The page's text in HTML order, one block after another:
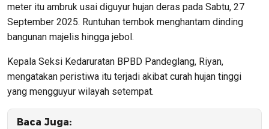
meter itu ambruk usai diguyur hujan deras pada Sabtu, 27
September 2025. Runtuhan tembok menghantam dinding
bangunan majelis hingga jebol.
Kepala Seksi Kedaruratan BPBD Pandeglang, Riyan,
mengatakan peristiwa itu terjadi akibat curah hujan tinggi
yang mengguyur wilayah setempat.
Baca Juga: